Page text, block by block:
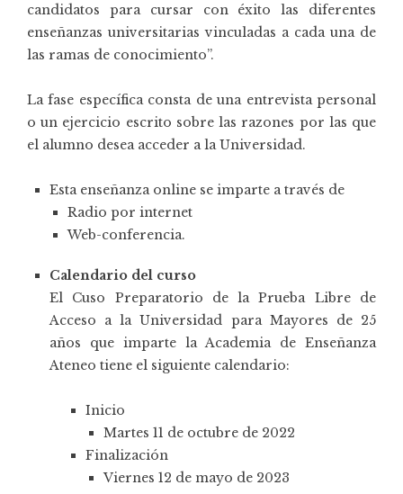
candidatos para cursar con éxito las diferentes
enseñanzas universitarias vinculadas a cada una de
las ramas de conocimiento”.
La fase específica consta de una entrevista personal
o un ejercicio escrito sobre las razones por las que
el alumno desea acceder a la Universidad.
Esta enseñanza online se imparte a través de
Radio por internet
Web-conferencia.
Calendario del curso
El Cuso Preparatorio de la Prueba Libre de
Acceso a la Universidad para Mayores de 25
años que imparte la Academia de Enseñanza
Ateneo tiene el siguiente calendario:
Inicio
Martes 11 de octubre de 2022
Finalización
Viernes 12 de mayo de 2023